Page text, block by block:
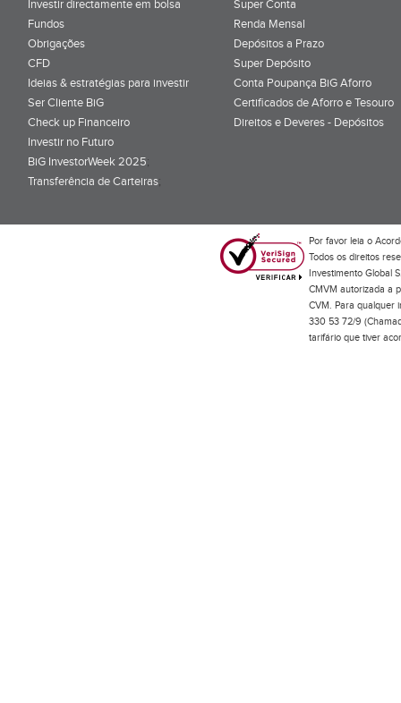
Investir directamente em bolsa
Fundos
Obrigações
CFD
Ideias & estratégias para investir
Ser Cliente BiG
Check up Financeiro
Investir no Futuro
BiG InvestorWeek 2025;
Transferência de Carteiras;
Super Conta
Renda Mensal
Depósitos a Prazo
Super Depósito
Conta Poupança BiG Aforro
Certificados de Aforro e Tesouro
Direitos e Deveres - Depósitos
Por favor leia o
Todos os direitos
Investimento Global
CMVM autorizada a
CVM. Para qualquer
330 53 72/9
tarifário que tiver